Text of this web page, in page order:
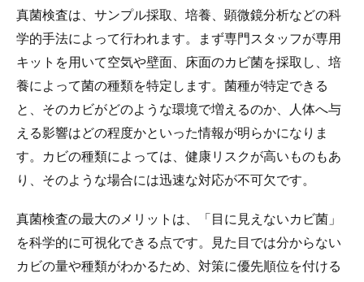
真菌検査は、サンプル採取、培養、顕微鏡分析などの科
学的手法によって行われます。まず専門スタッフが専用
キットを用いて空気や壁面、床面のカビ菌を採取し、培
養によって菌の種類を特定します。菌種が特定できる
と、そのカビがどのような環境で増えるのか、人体へ与
える影響はどの程度かといった情報が明らかになりま
す。カビの種類によっては、健康リスクが高いものもあ
り、そのような場合には迅速な対応が不可欠です。
真菌検査の最大のメリットは、「目に見えないカビ菌」
を科学的に可視化できる点です。見た目では分からない
カビの量や種類がわかるため、対策に優先順位を付ける